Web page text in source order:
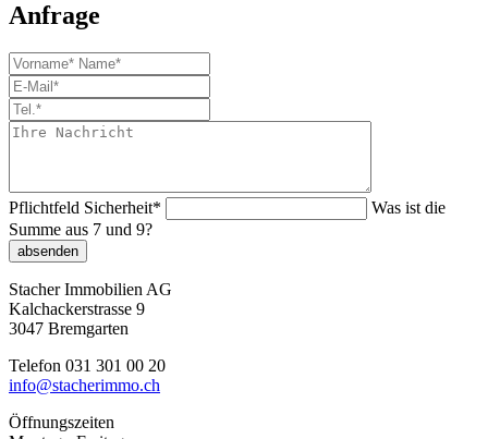
Anfrage
Pflichtfeld Sicherheit*
Was ist die
Summe aus 7 und 9?
absenden
Stacher Immobilien AG
Kalchackerstrasse 9
3047 Bremgarten
Telefon 031 301 00 20
info@stacherimmo.ch
Öffnungszeiten